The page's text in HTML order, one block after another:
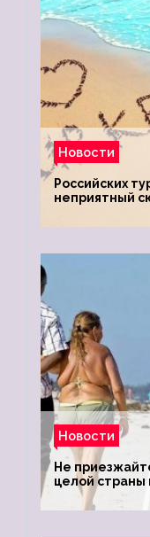
Новости
Российских
неприятный
Новости
Не
целой страны
туристки
обзавестись